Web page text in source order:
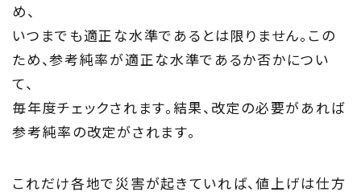
め、
いつまでも適正な水準であるとは限りません。この
ため、参考純率が適正な水準であるか否かについ
て、
毎年度チェックされます。結果、改定の必要があれば
参考純率の改定がされます。
これだけ各地で災害が起きていれば、値上げは仕方